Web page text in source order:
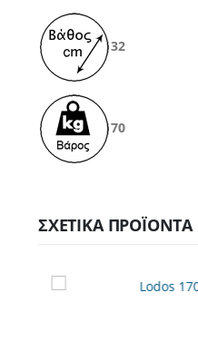
32
70
ΣΧΕΤΙΚΆ ΠΡΟΪΌΝΤΑ